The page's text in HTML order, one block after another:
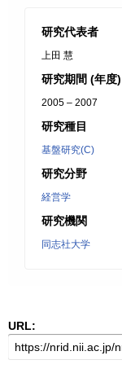
研究代表者
上田 慧
研究期間 (年度)
2005 – 2007
研究種目
基盤研究(C)
研究分野
経営学
研究機関
同志社大学
URL: